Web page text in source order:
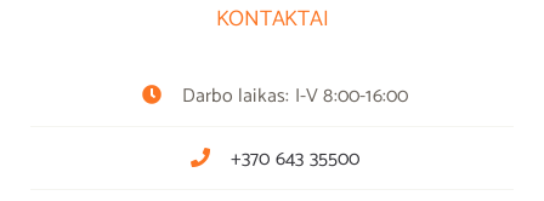
KONTAKTAI
Darbo laikas: I-V 8:00-16:00
+370 643 35500